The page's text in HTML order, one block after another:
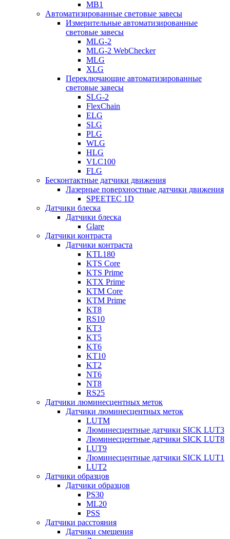
MB1
Автоматизированные световые завесы
Измерительные автоматизированные
световые завесы
MLG-2
MLG-2 WebChecker
MLG
XLG
Переключающие автоматизированные
световые завесы
SLG-2
FlexChain
ELG
SLG
PLG
WLG
HLG
VLC100
FLG
Бесконтактные датчики движения
Лазерные поверхностные датчики движения
SPEETEC 1D
Датчики блеска
Датчики блеска
Glare
Датчики контраста
Датчики контраста
KTL180
KTS Core
KTS Prime
KTX Prime
KTM Core
KTM Prime
KT8
RS10
KT3
KT5
KT6
KT10
KT2
NT6
NT8
RS25
Датчики люминесцентных меток
Датчики люминесцентных меток
LUTM
Люминесцентные датчики SICK LUT3
Люминесцентные датчики SICK LUT8
LUT9
Люминесцентные датчики SICK LUT1
LUT2
Датчики образцов
Датчики образцов
PS30
ML20
PSS
Датчики расстояния
Датчики смещения